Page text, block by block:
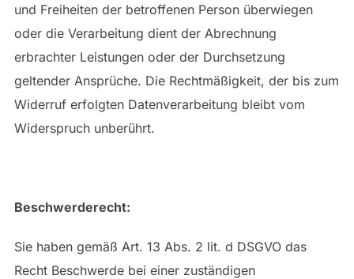
und Freiheiten der betroffenen Person überwiegen
oder die Verarbeitung dient der Abrechnung
erbrachter Leistungen oder der Durchsetzung
geltender Ansprüche. Die Rechtmäßigkeit, der bis zum
Widerruf erfolgten Datenverarbeitung bleibt vom
Widerspruch unberührt.
Beschwerderecht:
Sie haben gemäß Art. 13 Abs. 2 lit. d DSGVO das
Recht Beschwerde bei einer zuständigen